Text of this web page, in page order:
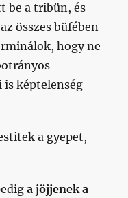
be a tribün, és
összes büfében
hogy ne
is képtelenség
a gyepet,
a jöjjenek a